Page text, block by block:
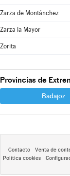
Zarza de Montánchez
Zarza la Mayor
Zorita
Provincias de
Badajoz
Contacto Venta de
Política cookies